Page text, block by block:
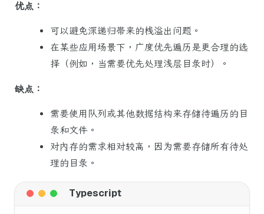
优点：
可以避免深递归带来的栈溢出问题。
在某些应用场景下，广度优先遍历是更合理的选
择（例如，当需要优先处理浅层目录时）。
缺点：
需要使用队列或其他数据结构来存储待遍历的目
录和文件。
对内存的需求相对较高，因为需要存储所有待处
理的目录。